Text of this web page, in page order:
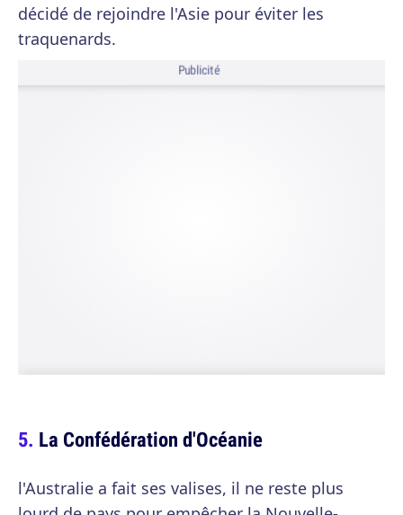
décidé de rejoindre l'Asie pour éviter les
traquenards.
Publicité
La Confédération d'Océanie
l'Australie a fait ses valises, il ne reste plus